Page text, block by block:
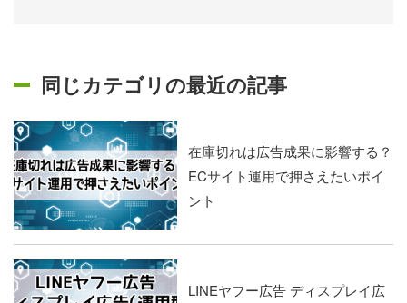
同じカテゴリの最近の記事
在庫切れは広告成果に影響する？
ECサイト運用で押さえたいポイ
ント
LINEヤフー広告 ディスプレイ広